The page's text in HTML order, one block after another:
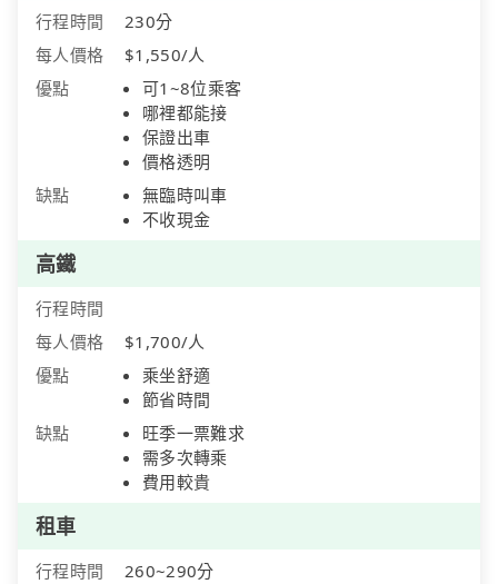
行程時間
230分
每人價格
$1,550/人
優點
可1~8位乘客
哪裡都能接
保證出車
價格透明
缺點
無臨時叫車
不收現金
高鐵
行程時間
每人價格
$1,700/人
優點
乘坐舒適
節省時間
缺點
旺季一票難求
需多次轉乘
費用較貴
租車
行程時間
260~290分